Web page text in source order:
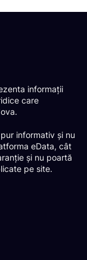
informații
care
informativ și nu
eData, cât
și nu poartă
pe site.